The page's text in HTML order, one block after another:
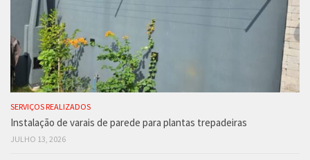
SERVIÇOS REALIZADOS
Instalação de varais de parede para plantas trepadeiras
JULHO 13, 2026